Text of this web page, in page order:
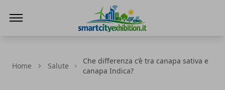
Home Salute
Che differenza c’è tra canapa sativa e
canapa Indica?